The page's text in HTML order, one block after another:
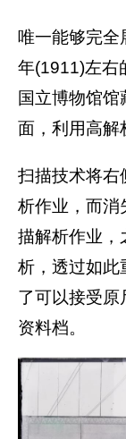
唯一能够完全
年(1911)左右
国立博物馆馆
面，利用高解
扫描技术将右
析作业，而消
描解析作业，
析，透过如此
了可以接受原
资料档。